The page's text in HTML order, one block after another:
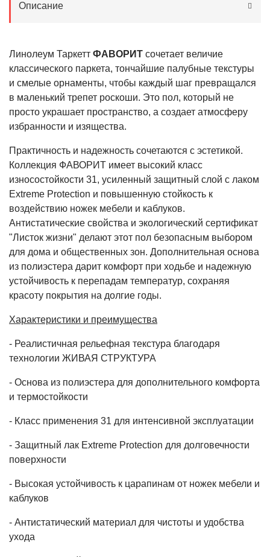
Описание
Линолеум Таркетт ФАВОРИТ сочетает величие
классического паркета, тончайшие палубные текстуры
и смелые орнаменты, чтобы каждый шаг превращался
в маленький трепет роскоши. Это пол, который не
просто украшает пространство, а создает атмосферу
избранности и изящества.
Практичность и надежность сочетаются с эстетикой.
Коллекция ФАВОРИТ имеет высокий класс
износостойкости 31, усиленный защитный слой с лаком
Extreme Protection и повышенную стойкость к
воздействию ножек мебели и каблуков.
Антистатические свойства и экологический сертификат
"Листок жизни" делают этот пол безопасным выбором
для дома и общественных зон. Дополнительная основа
из полиэстера дарит комфорт при ходьбе и надежную
устойчивость к перепадам температур, сохраняя
красоту покрытия на долгие годы.
Характеристики и преимущества
- Реалистичная рельефная текстура благодаря
технологии ЖИВАЯ СТРУКТУРА
- Основа из полиэстера для дополнительного комфорта
и термостойкости
- Класс применения 31 для интенсивной эксплуатации
- Защитный лак Extreme Protection для долговечности
поверхности
- Высокая устойчивость к царапинам от ножек мебели и
каблуков
- Антистатический материал для чистоты и удобства
ухода